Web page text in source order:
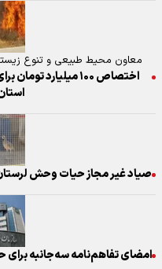
معاون محیط طبیعی و تنوع
اختصاص ۱۰۰ میلیارد
صیاد غیر مجاز حیات وحش
امضای تفاهم‌نامه سه‌جانبه برای